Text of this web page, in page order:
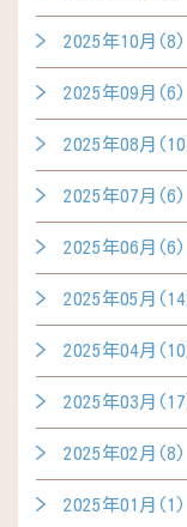
2025年10月(8)
2025年09月(6)
2025年08月
2025年07月(6)
2025年06月(6)
2025年05月
2025年04月
2025年03月
2025年02月(8)
2025年01月(1)